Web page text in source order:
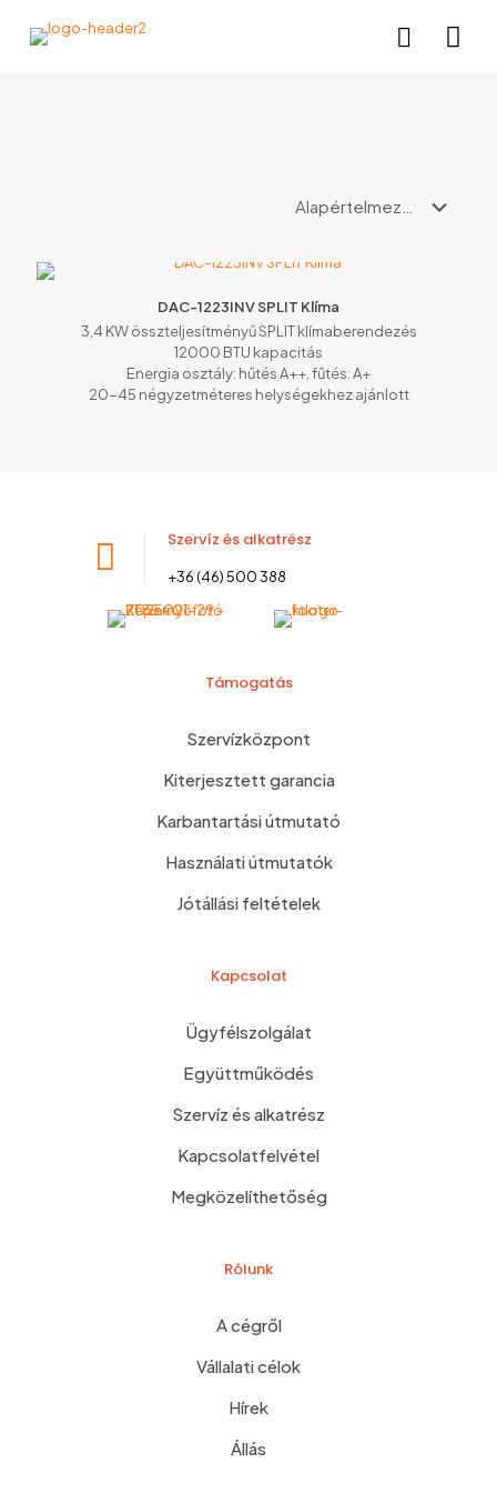
DAC-1223INV SPLIT Klíma
3,4 KW összteljesítményű SPLIT klímaberendezés
12000 BTU kapacitás
Energia osztály: hűtés A++, fűtés: A+
20-45 négyzetméteres helységekhez ajánlott
Szervíz és alkatrész
+36 (46) 500 388
Támogatás
Szervízközpont
Kiterjesztett garancia
Karbantartási útmutató
Használati útmutatók
Jótállási feltételek
Kapcsolat
Ügyfélszolgálat
Együttműködés
Szervíz és alkatrész
Kapcsolatfelvétel
Megközelíthetőség
Rólunk
A cégről
Vállalati célok
Hírek
Állás